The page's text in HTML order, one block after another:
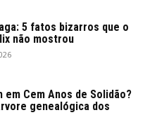
5 fatos bizarros que o
não mostrou
em Cem Anos de Solidão?
genealógica dos